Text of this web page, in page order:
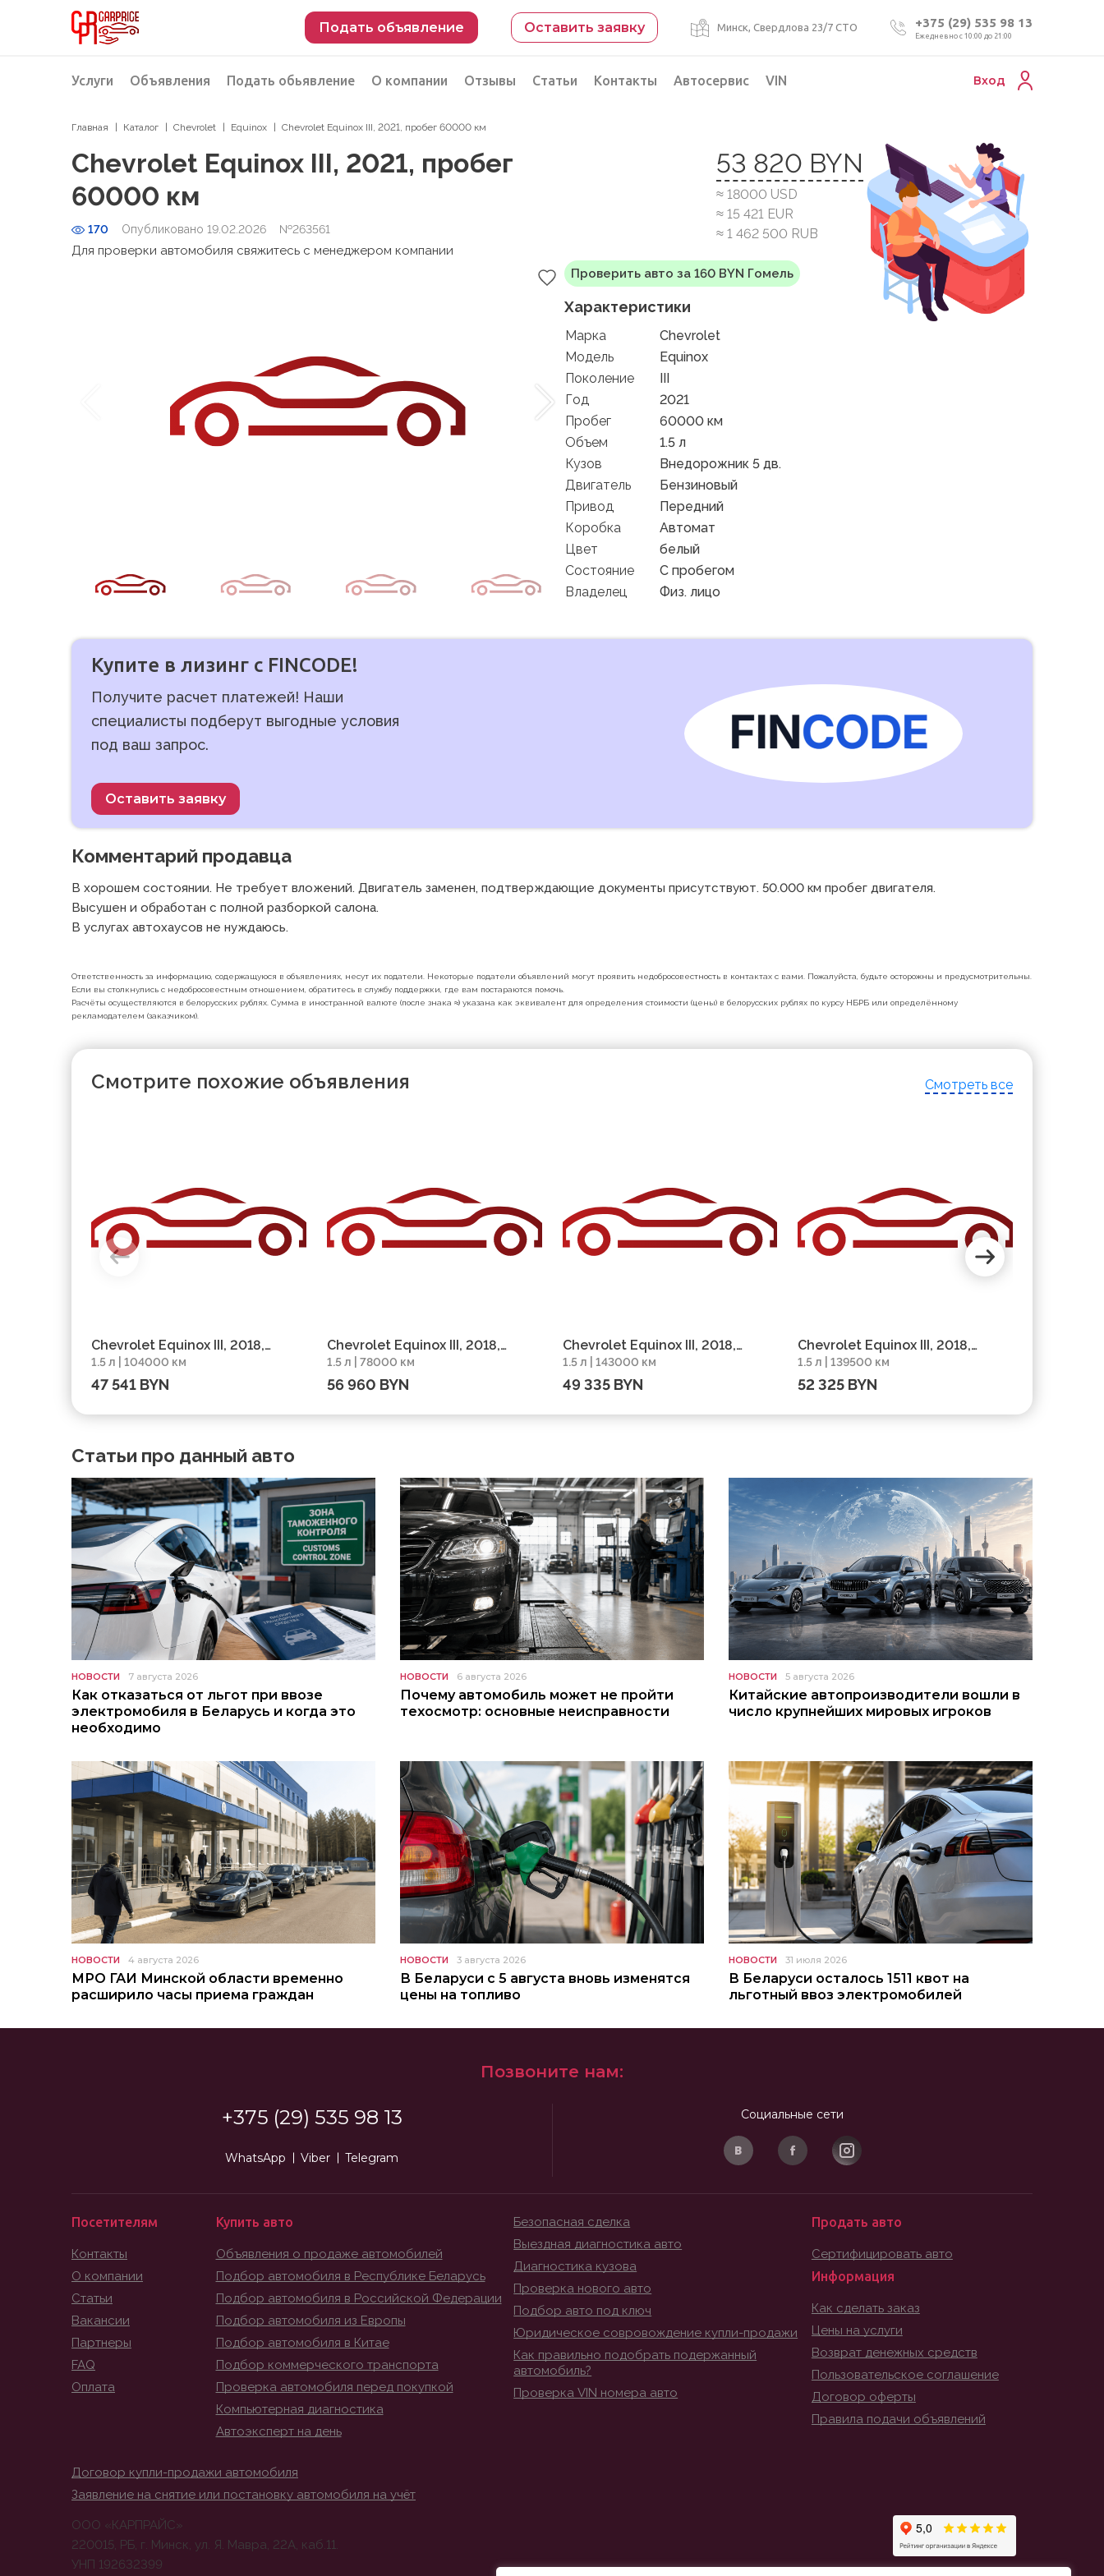
Подать объявление Оставить заявку Минск, Свердлова 23/7 СТО +375 (29) 535 98 13
Ежедневно с 10:00 до 21:00
Услуги
Подбор автомобиля
Подбор автомобиля из Российской Федерации
Подбор автомобиля из Европы
Проверка автомобиля перед покупкой
Подбор автомобиля из Китая Проверка VIN номера авто
Пригон авто из Беларуси
Подбор мотоцикла
Объявления Подать обьявление
Разместить объявление о продаже
О компании Отзывы Статьи Контакты Автосервис VIN Вход
Главная Каталог Chevrolet Equinox Chevrolet Equinox III, 2021, пробег 60000 км
Chevrolet Equinox III, 2021, пробег
60000 км
170 Опубликовано 19.02.2026 №263561
53 820 BYN
≈ 18000 USD
≈ 15 421 EUR
≈ 1 462 500 RUB
Для проверки автомобиля свяжитесь с менеджером компании
Проверить авто за 160 BYN Гомель
Характеристики
Марка
Chevrolet
Модель
Equinox
Поколение
III
Год
2021
Пробег
60000 км
Объем
1.5 л
Кузов
Внедорожник 5 дв.
Двигатель
Бензиновый
Привод
Передний
Коробка
Автомат
Цвет
белый
Состояние
C пробегом
Владелец
Физ. лицо
Купите в лизинг с FINCODE!
Получите расчет платежей! Наши
специалисты подберут выгодные условия
под ваш запрос.
Оставить заявку
Комментарий продавца
В хорошем состоянии. Не требует вложений. Двигатель заменен, подтверждающие документы присутствуют. 50.000 км пробег двигателя.
Высушен и обработан с полной разборкой салона.
В услугах автохаусов не нуждаюсь.
Ответственность за информацию, содержащуюся в объявлениях, несут их податели. Некоторые податели объявлений могут проявить недобросовестность в контактах с вами. Пожалуйста, будьте осторожны и предусмотрительны.
Если вы столкнулись с недобросовестным отношением, обратитесь в службу поддержки, где вам постараются помочь.
Расчёты осуществляются в белорусских рублях. Сумма в иностранной валюте (после знака ≈) указана как эквивалент для определения стоимости (цены) в белорусских рублях по курсу НБРБ или определённому
рекламодателем (заказчиком).
Смотрите похожие объявления Смотреть все
Chevrolet Equinox III, 2018,
пробег 104000 км
1.5 л | 104000 км
47 541 BYN
Chevrolet Equinox III, 2018,
пробег 78000 км
1.5 л | 78000 км
56 960 BYN
Chevrolet Equinox III, 2018,
пробег 143000 км
1.5 л | 143000 км
49 335 BYN
Chevrolet Equinox III, 2018,
пробег 139500 км
1.5 л | 139500 км
52 325 BYN
Статьи про данный авто
НОВОСТИ 7 августа 2026
Как отказаться от льгот при ввозе
электромобиля в Беларусь и когда это
необходимо
НОВОСТИ 6 августа 2026
Почему автомобиль может не пройти
техосмотр: основные неисправности
НОВОСТИ 5 августа 2026
Китайские автопроизводители вошли в
число крупнейших мировых игроков
НОВОСТИ 4 августа 2026
МРО ГАИ Минской области временно
расширило часы приема граждан
НОВОСТИ 3 августа 2026
В Беларуси с 5 августа вновь изменятся
цены на топливо
НОВОСТИ 31 июля 2026
В Беларуси осталось 1511 квот на
льготный ввоз электромобилей
Позвоните нам:
+375 (29) 535 98 13
WhatsApp Viber Telegram
Социальные сети
Посетителям
Контакты
О компании
Статьи
Вакансии
Партнеры
FAQ
Оплата
Купить авто
Объявления о продаже автомобилей
Подбор автомобиля в Республике Беларусь
Подбор автомобиля в Российской Федерации
Подбор автомобиля из Европы
Подбор автомобиля в Китае
Подбор коммерческого транспорта
Проверка автомобиля перед покупкой
Компьютерная диагностика
Автоэксперт на день
Безопасная сделка
Выездная диагностика авто
Диагностика кузова
Проверка нового авто
Подбор авто под ключ
Юридическое совровождение купли-продажи
Как правильно подобрать подержанный
автомобиль?
Проверка VIN номера авто
Продать авто
Сертифицировать авто
Информация
Как сделать заказ
Цены на услуги
Возврат денежных средств
Пользовательское соглашение
Договор оферты
Правила подачи объявлений
Договор купли-продажи автомобиля
Заявление на снятие или постановку автомобиля на учёт
ООО «КАРПРАЙС»
220015, РБ, г. Минск, ул. Я. Мавра, 22А, каб.11.
УНП 192632399